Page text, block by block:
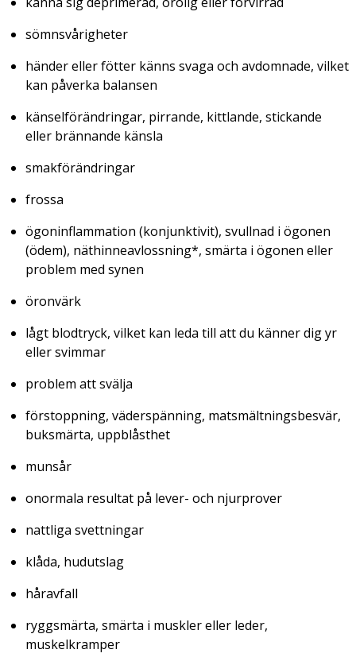
sömnsvårigheter
händer eller fötter känns svaga och avdomnade, vilket
kan påverka balansen
känselförändringar, pirrande, kittlande, stickande
eller brännande känsla
smakförändringar
frossa
ögoninflammation (konjunktivit), svullnad i ögonen
(ödem), näthinneavlossning*, smärta i ögonen eller
problem med synen
öronvärk
lågt blodtryck, vilket kan leda till att du känner dig yr
eller svimmar
problem att svälja
förstoppning, väderspänning, matsmältningsbesvär,
buksmärta, uppblåsthet
munsår
onormala resultat på lever- och njurprover
nattliga svettningar
klåda, hudutslag
håravfall
ryggsmärta, smärta i muskler eller leder,
muskelkramper